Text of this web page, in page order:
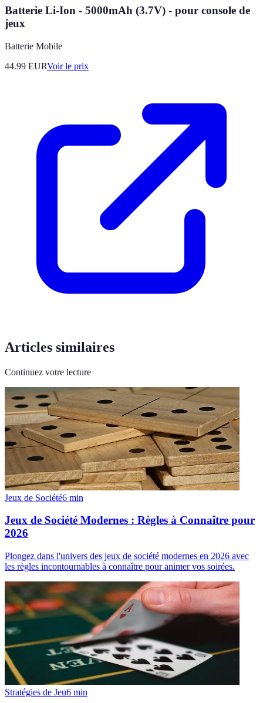
Batterie Li-Ion - 5000mAh (3.7V) - pour console de
jeux
Batterie Mobile
44.99 EURVoir le prix
Articles similaires
Continuez votre lecture
Jeux de Société6 min
Jeux de Société Modernes : Règles à Connaître pour
2026
Plongez dans l'univers des jeux de société modernes en 2026 avec
les règles incontournables à connaître pour animer vos soirées.
Stratégies de Jeu6 min